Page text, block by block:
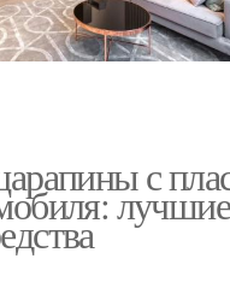
с
лучшие